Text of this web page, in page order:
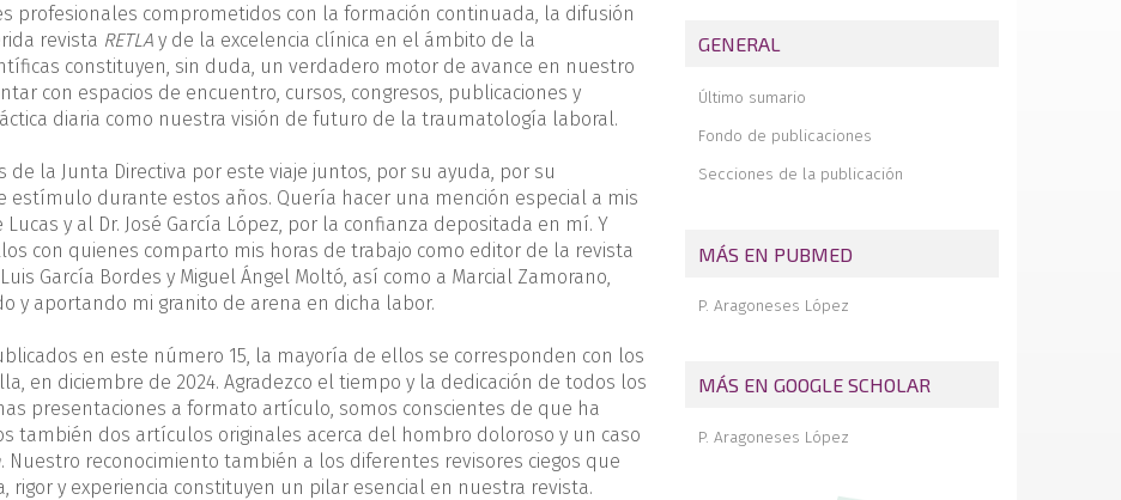
profesionales comprometidos con la formación continuada, la difusión
revista RETLA y de la excelencia clínica en el ámbito de la
constituyen, sin duda, un verdadero motor de avance en nuestro
con espacios de encuentro, cursos, congresos, publicaciones y
diaria como nuestra visión de futuro de la traumatología laboral.
la Junta Directiva por este viaje juntos, por su ayuda, por su
durante estos años. Quería hacer una mención especial a mis
y al Dr. José García López, por la confianza depositada en mí. Y
con quienes comparto mis horas de trabajo como editor de la revista
García Bordes y Miguel Ángel Moltó, así como a Marcial Zamorano,
y aportando mi granito de arena en dicha labor.
en este número 15, la mayoría de ellos se corresponden con los
en diciembre de 2024. Agradezco el tiempo y la dedicación de todos los
presentaciones a formato artículo, somos conscientes de que ha
también dos artículos originales acerca del hombro doloroso y un caso
. Nuestro reconocimiento también a los diferentes revisores ciegos que
rigor y experiencia constituyen un pilar esencial en nuestra revista.
Aportación de la ecografía en la
con hombro doloroso que acuden a
Evaluación del paciente con hombro
doloroso: análisis comparativo de los
hallazgos por ecografía y resonancia
Paseando con un hexápodo en cada
Fractura de os peroneum: diagnóstico
GENERAL
Último sumario
Fondo de publicaciones
Secciones de la publicación
MÁS EN PUBMED
P. Aragoneses López
MÁS EN GOOGLE SCHOLAR
P. Aragoneses López